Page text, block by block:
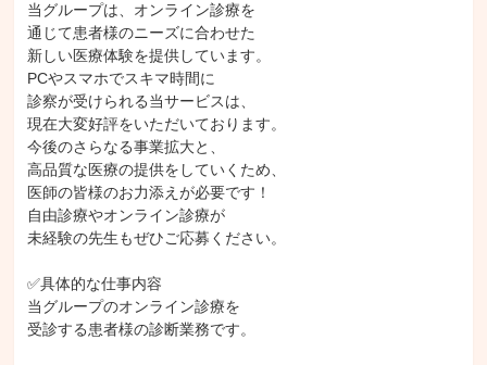
当グループは、オンライン診療を
通じて患者様のニーズに合わせた
新しい医療体験を提供しています。
PCやスマホでスキマ時間に
診察が受けられる当サービスは、
現在大変好評をいただいております。
今後のさらなる事業拡大と、
高品質な医療の提供をしていくため、
医師の皆様のお力添えが必要です！
自由診療やオンライン診療が
未経験の先生もぜひご応募ください。
✅具体的な仕事内容
当グループのオンライン診療を
受診する患者様の診断業務です。